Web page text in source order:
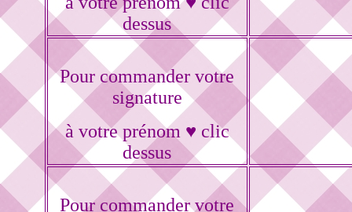
dessus
Pour commander votre
signature
à votre prénom ♥ clic
dessus
Pour commander votre